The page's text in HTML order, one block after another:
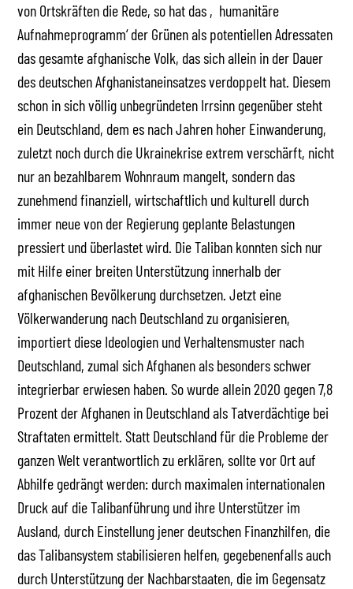
von Ortskräften die Rede, so hat das ‚humanitäre
Aufnahmeprogramm‘ der Grünen als potentiellen Adressaten
das gesamte afghanische Volk, das sich allein in der Dauer
des deutschen Afghanistaneinsatzes verdoppelt hat. Diesem
schon in sich völlig unbegründeten Irrsinn gegenüber steht
ein Deutschland, dem es nach Jahren hoher Einwanderung,
zuletzt noch durch die Ukrainekrise extrem verschärft, nicht
nur an bezahlbarem Wohnraum mangelt, sondern das
zunehmend finanziell, wirtschaftlich und kulturell durch
immer neue von der Regierung geplante Belastungen
pressiert und überlastet wird. Die Taliban konnten sich nur
mit Hilfe einer breiten Unterstützung innerhalb der
afghanischen Bevölkerung durchsetzen. Jetzt eine
Völkerwanderung nach Deutschland zu organisieren,
importiert diese Ideologien und Verhaltensmuster nach
Deutschland, zumal sich Afghanen als besonders schwer
integrierbar erwiesen haben. So wurde allein 2020 gegen 7,8
Prozent der Afghanen in Deutschland als Tatverdächtige bei
Straftaten ermittelt. Statt Deutschland für die Probleme der
ganzen Welt verantwortlich zu erklären, sollte vor Ort auf
Abhilfe gedrängt werden: durch maximalen internationalen
Druck auf die Talibanführung und ihre Unterstützer im
Ausland, durch Einstellung jener deutschen Finanzhilfen, die
das Talibansystem stabilisieren helfen, gegebenenfalls auch
durch Unterstützung der Nachbarstaaten, die im Gegensatz